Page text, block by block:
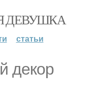
ДЕВУШКА
статьи
декор